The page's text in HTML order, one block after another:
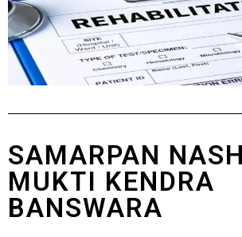
SAMARPAN
MUKTI KENDRA
BANSWARA